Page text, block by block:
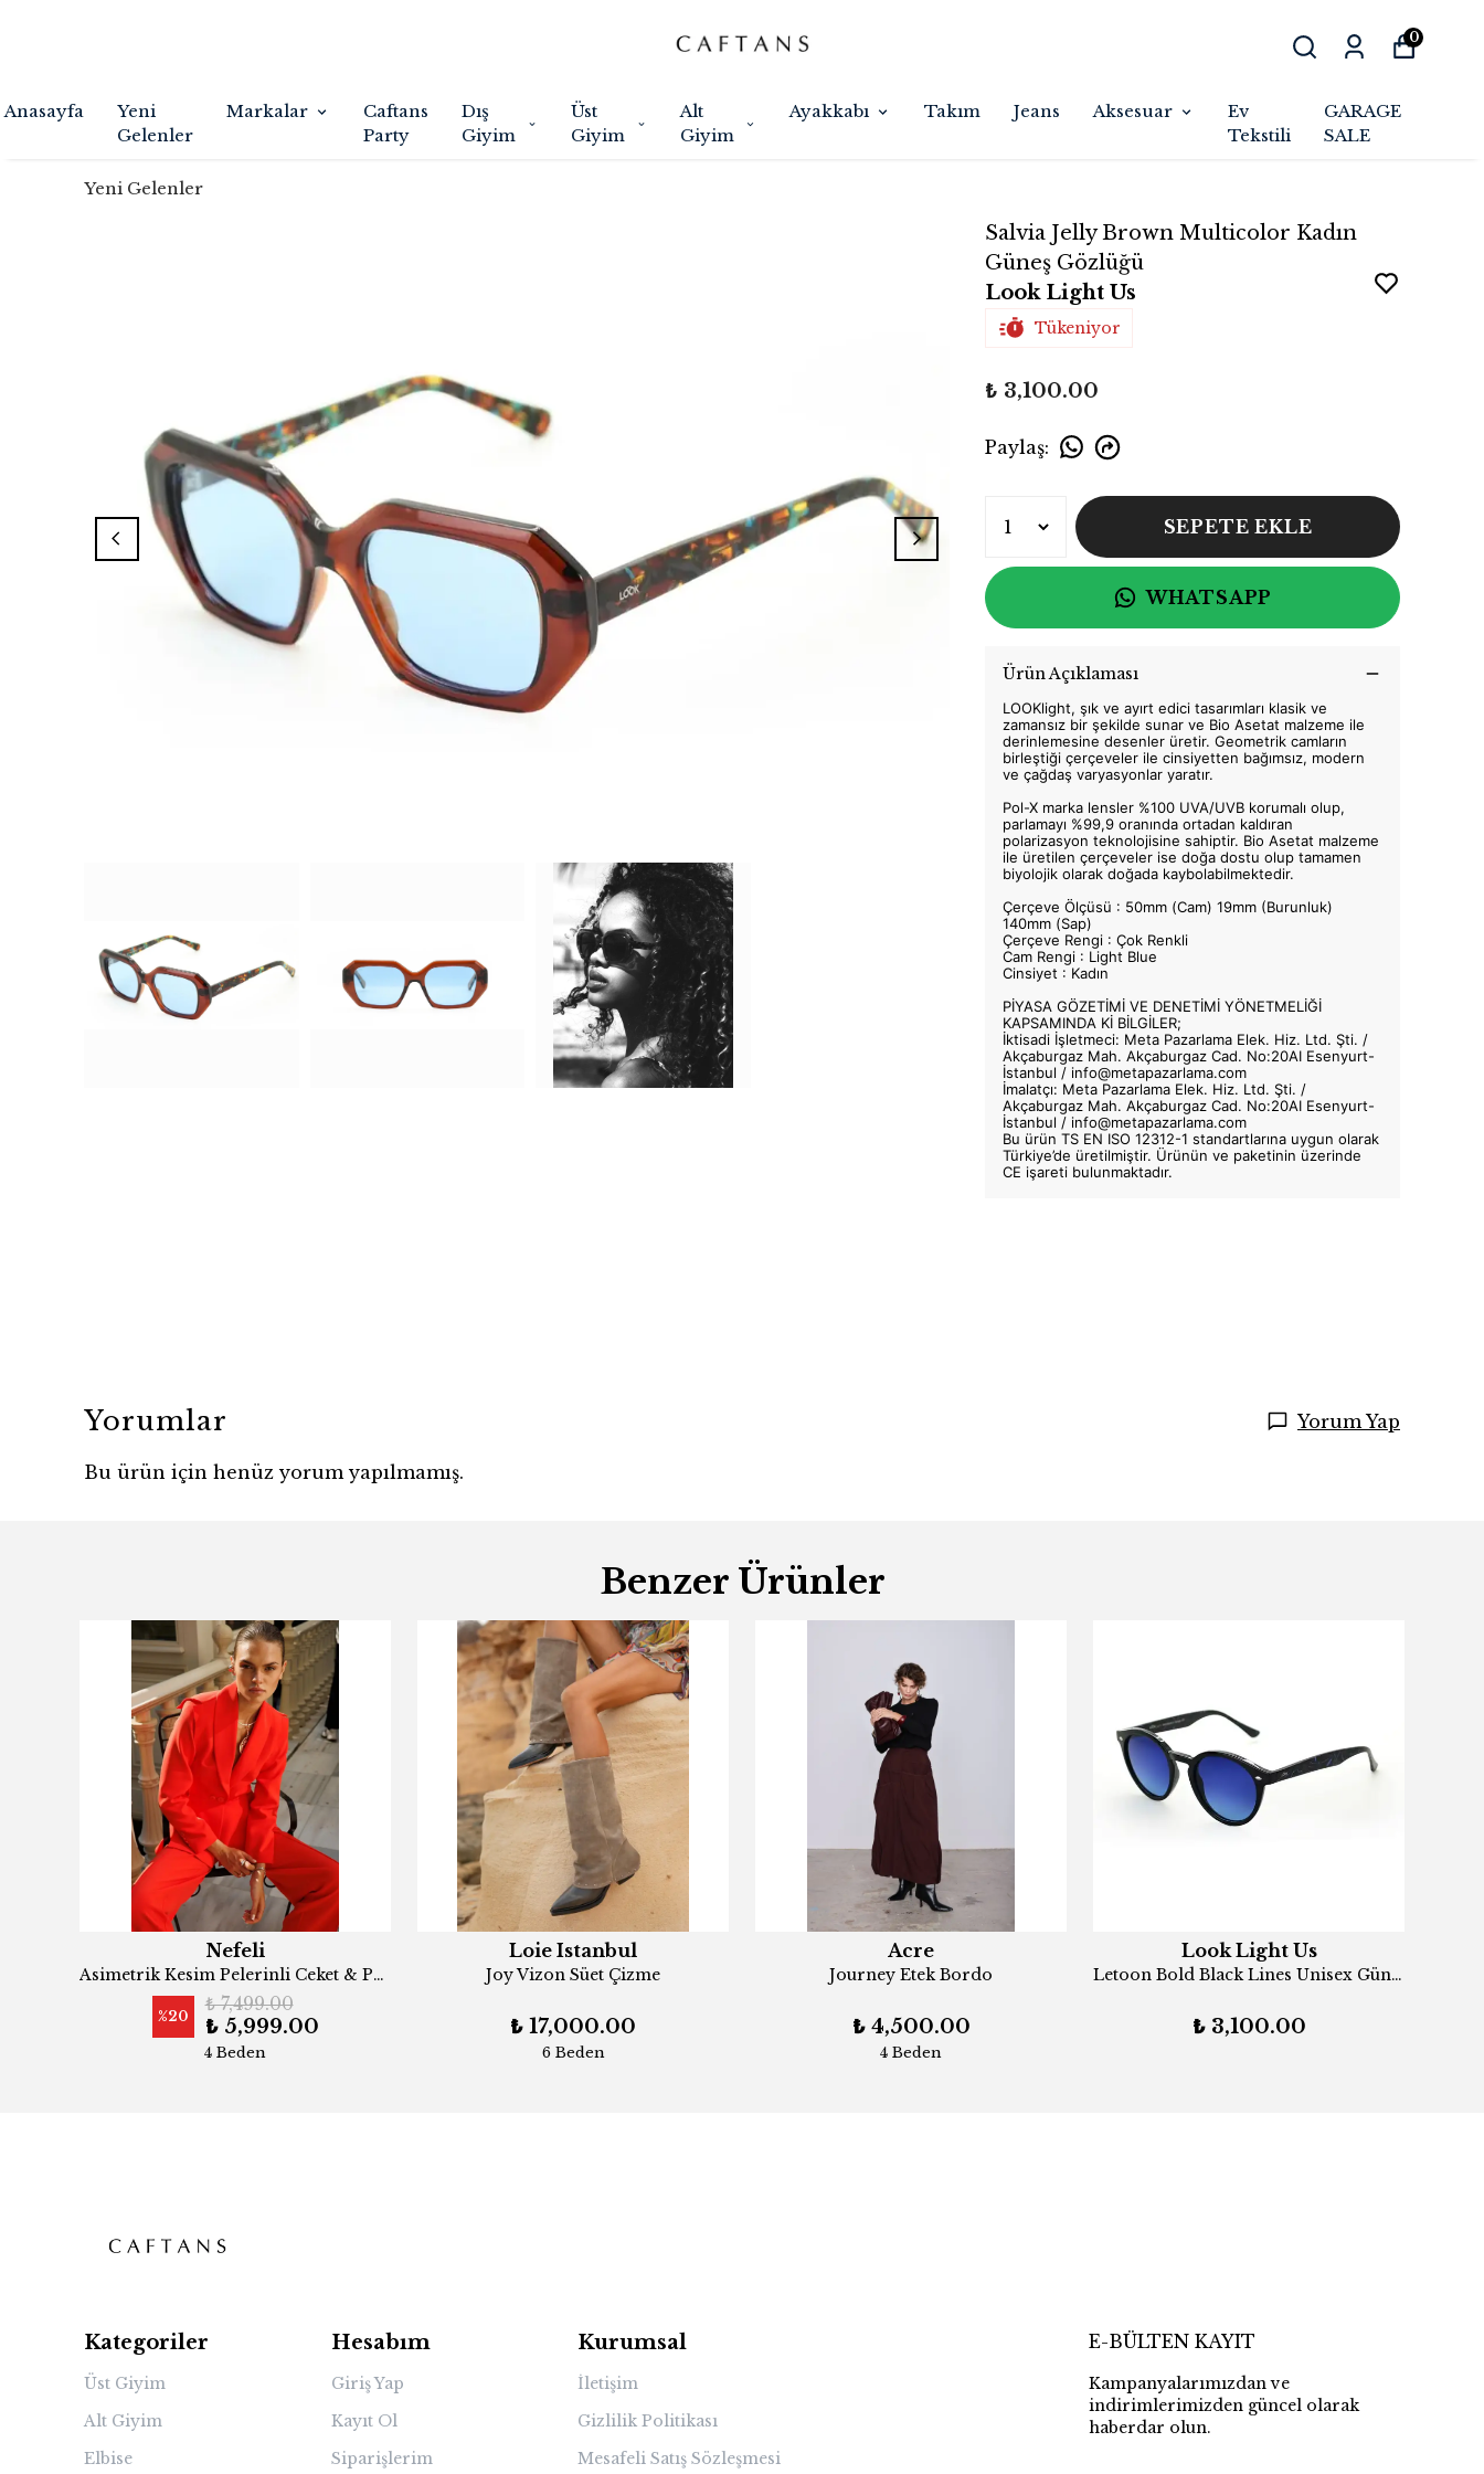
Anasayfa
Yeni
Gelenler
Markalar
Caftans
Party
Dış
Giyim
Üst
Giyim
Alt
Giyim
Ayakkabı Takım Jeans Aksesuar
Ev
Tekstili
GARAGE
SALE
0
Yeni Gelenler
Salvia Jelly Brown Multicolor Kadın
Güneş Gözlüğü
Look Light Us
Tükeniyor
₺ 3,100.00
Paylaş:
SEPETE EKLE
WHATSAPP
Ürün Açıklaması
LOOKlight, şık ve ayırt edici tasarımları klasik ve
zamansız bir şekilde sunar ve Bio Asetat malzeme ile
derinlemesine desenler üretir. Geometrik camların
birleştiği çerçeveler ile cinsiyetten bağımsız, modern
ve çağdaş varyasyonlar yaratır.
Pol-X marka lensler %100 UVA/UVB korumalı olup,
parlamayı %99,9 oranında ortadan kaldıran
polarizasyon teknolojisine sahiptir. Bio Asetat malzeme
ile üretilen çerçeveler ise doğa dostu olup tamamen
biyolojik olarak doğada kaybolabilmektedir.
Çerçeve Ölçüsü : 50mm (Cam) 19mm (Burunluk)
140mm (Sap)
Çerçeve Rengi : Çok Renkli
Cam Rengi : Light Blue
Cinsiyet : Kadın
PİYASA GÖZETİMİ VE DENETİMİ YÖNETMELİĞİ
KAPSAMINDA Kİ BİLGİLER;
İktisadi İşletmeci: Meta Pazarlama Elek. Hiz. Ltd. Şti. /
Akçaburgaz Mah. Akçaburgaz Cad. No:20AI Esenyurt-
İstanbul / info@metapazarlama.com
İmalatçı: Meta Pazarlama Elek. Hiz. Ltd. Şti. /
Akçaburgaz Mah. Akçaburgaz Cad. No:20AI Esenyurt-
İstanbul / info@metapazarlama.com
Bu ürün TS EN ISO 12312-1 standartlarına uygun olarak
Türkiye’de üretilmiştir. Ürünün ve paketinin üzerinde
CE işareti bulunmaktadır.
Yorumlar Yorum Yap
Bu ürün için henüz yorum yapılmamış.
Benzer Ürünler
Nefeli
Asimetrik Kesim Pelerinli Ceket & Pantolon Takım ORANJ
%20
₺ 7,499.00
₺ 5,999.00
4 Beden
Loie Istanbul
Joy Vizon Süet Çizme
₺ 17,000.00
6 Beden
Acre
Journey Etek Bordo
₺ 4,500.00
4 Beden
Look Light Us
Letoon Bold Black Lines Unisex Güneş Gözlüğü
₺ 3,100.00
Kategoriler
Üst Giyim
Alt Giyim
Elbise
Hesabım
Giriş Yap
Kayıt Ol
Siparişlerim
Kurumsal
İletişim
Gizlilik Politikası
Mesafeli Satış Sözleşmesi
E-BÜLTEN KAYIT
Kampanyalarımızdan ve
indirimlerimizden güncel olarak
haberdar olun.